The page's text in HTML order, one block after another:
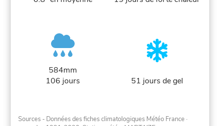
584mm
106 jours
51 jours de gel
Sources - Données des fiches climatologiques Météo France ·